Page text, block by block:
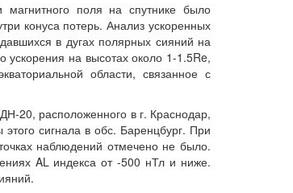
поля на спутнике было
конуса потерь. Анализ ускоренных
в дугах полярных сияний на
ускорения на высотах около 1-1.5Re,
области, связанное с
20, расположенного в г. Краснодар,
сигнала в обс. Баренцбург. При
наблюдений отмечено не было.
AL индекса от -500 нТл и ниже.